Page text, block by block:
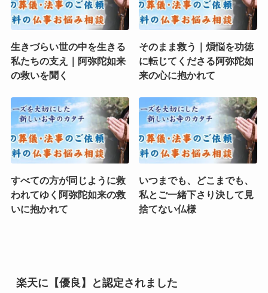
生きづらい世の中を生きる
私たちの支え｜阿弥陀如来
の救いを聞く
そのまま救う｜煩悩を功徳
に転じてくださる阿弥陀如
来の心に抱かれて
すべての方が同じように救
われてゆく阿弥陀如来の救
いに抱かれて
いつまでも、どこまでも、
私とご一緒下さり決して見
捨てない仏様
楽天に【優良】と認定されました